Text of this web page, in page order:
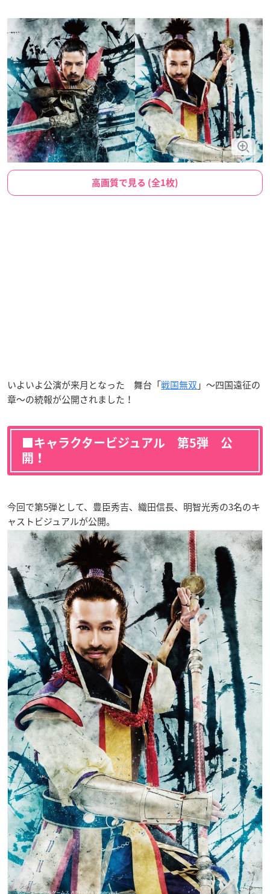
高画質で見る (全1枚)
いよいよ公演が来月となった 舞台「戦国無双 」～四国遠征の
章～の続報が公開されました！
■キャラクタービジュアル 第5弾 公
開！
今回で第5弾として、豊臣秀吉、織田信長、明智光秀の3名のキ
ャストビジュアルが公開。